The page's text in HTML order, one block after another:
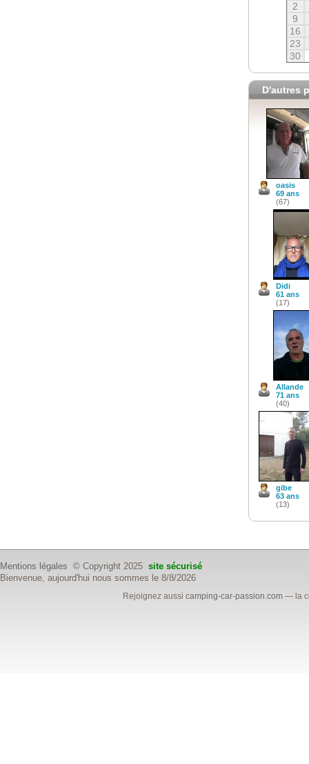
2
9
16
23
30
D'autres
oasis
69 ans
(67)
Didi
61 ans
(17)
Allande
71 ans
(40)
gibe
63 ans
(13)
Mentions légales © Copyright 2025 site sécurisé
Bienvenue, aujourd'hui nous sommes le 8/8/2026
Rejoignez aussicamping-car-passion.com — la